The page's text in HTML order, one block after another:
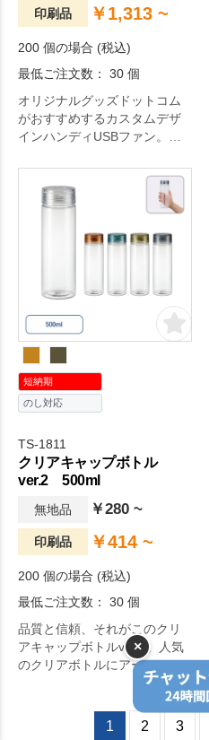
印刷品 ￥1,313 ~
200 個の場合 (税込)
最低ご注文数： 30 個
オリジナルグッズドットコム
がおすすめするカスタムデザ
インハンディUSBファン。着
カスタムデザインシリーズ
に、新たにハンディファンが
登場！
短納期
のし対応
TS-1811
クリアキャップボトル
ver.2 500ml
無地品 ￥280 ~
印刷品 ￥414 ~
200 個の場合 (税込)
最低ご注文数： 30 個
品質と信頼、それがこのクリ
アキャップボトルver.2。人気
のクリアボトルにアースカラ
ーを意識した商品です。
1 2 3
×